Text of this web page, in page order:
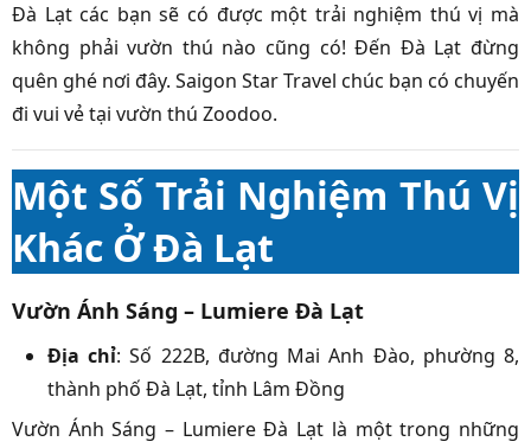
Đà Lạt các bạn sẽ có được một trải nghiệm thú vị mà
không phải vườn thú nào cũng có! Đến Đà Lạt đừng
quên ghé nơi đây. Saigon Star Travel chúc bạn có chuyến
đi vui vẻ tại vườn thú Zoodoo.
Một Số Trải Nghiệm Thú Vị
Khác Ở Đà Lạt
Vườn Ánh Sáng – Lumiere Đà Lạt
Địa chỉ: Số 222B, đường Mai Anh Đào, phường 8,
thành phố Đà Lạt, tỉnh Lâm Đồng
Vườn Ánh Sáng – Lumiere Đà Lạt là một trong những